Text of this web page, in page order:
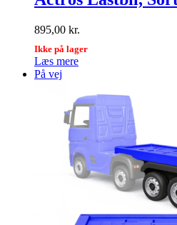
895,00 kr.
Ikke på lager
Læs mere
På vej